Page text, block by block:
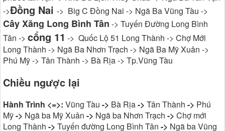
->Đồng Nai -> Big C Đồng Nai -> Ngã Ba Vũng Tàu ->
Cây Xăng Long Bình Tân -> Tuyến Đường Long Bình
Tân -> cổng 11 -> Quốc Lộ 51 Long Thành -> Chợ Mới
Long Thành -> Ngã Ba Nhơn Trạch -> Ngã Ba Mỹ Xuân ->
Phú Mỹ -> Tân Thành -> Bà Rịa -> Tp.Vũng Tàu
Chiều ngược lại
Hành Trình <=>: Vũng Tàu -> Bà Rịa-> Tân Thành -> Phú
Mỹ-> Ngã ba Mỹ Xuân -> Ngã ba Nhơn Trạch -> Chợ mới
Long Thành -> Tuyến đường Long Bình Tân -> Ngã ba Vũng